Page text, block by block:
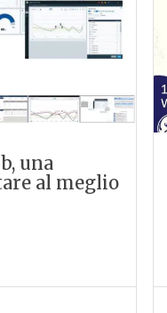
una
al meglio